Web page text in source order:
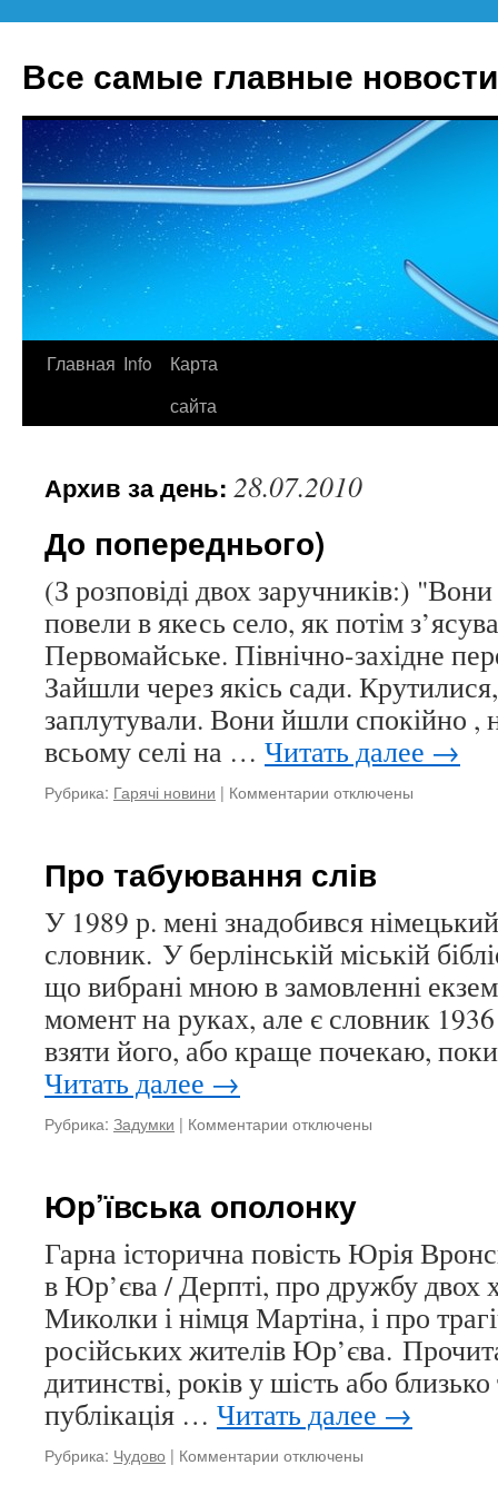
Все самые главные
Перейти
Главная Info
Карта
сайта
Архив за день: 28.07.2010
До попереднього)
(З розповіді двох заручників:)
повели в якесь село, як потім
Первомайське. Північно-західне
Зайшли через якісь сади.
заплутували. Вони йшли спокійно ,
всьому селі на … Читать далее →
Рубрика: Гарячі новини | Комментарии котключены
Про табуювання слів
У 1989 р. мені знадобився
словник. У берлінській міській
що вибрані мною в замовленні
момент на руках, але є словник 1936
взяти його, або краще почекаю,
Читать далее →
Рубрика: Задумки | Комментарии к
слів
отключены
Юр’ївська ополонку
Гарна історична повість Юрія
в Юр’єва / Дерпті, про дружбу двох
Миколки і німця Мартіна, і про
російських жителів Юр’єва.
дитинстві, років у шість або
публікація … Читать далее →
Рубрика: Чудово | Комментарии котключены